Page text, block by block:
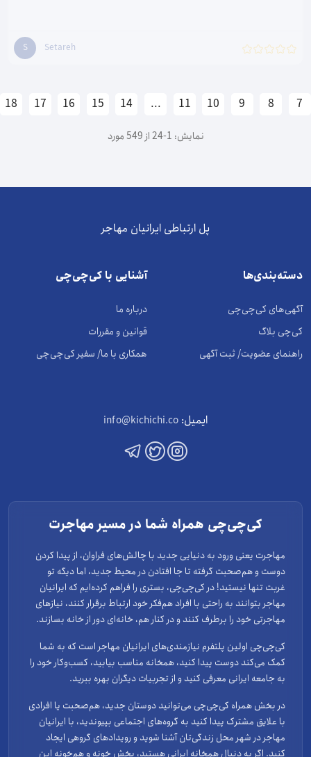
Setareh
S
7
8
9
10
11
...
14
15
16
17
18
نمایش: 1-24 از 549 مورد
پل ارتباطی ایرانیان مهاجر
دسته‌بندی‌ها
آگهی‌های کی‌چی‌چی
کی‌چی بلاگ
راهنمای عضویت/ ثبت آگهی
آشنایی با کی‌چی‌چی
درباره ما
قوانین و مقررات
همکاری با ما/ سفیر کی‌چی‌چی
ایمیل: info@kichichi.co
کی‌چی‌چی همراه شما در مسیر مهاجرت
مهاجرت یعنی ورود به دنیایی جدید با چالش‌های فراوان، از پیدا کردن
دوست و هم‌صحبت گرفته تا جا افتادن در محیط جدید، اما دیگه تو
غربت تنها نیستید! در کی‌چی‌چی، بستری را فراهم کرده‌ایم که ایرانیان
مهاجر بتوانند به راحتی با افراد هم‌فکر خود ارتباط برقرار کنند، نیازهای
مهاجرتی خود را برطرف کنند و در کنار هم، خانه‌ای دور از خانه بسازند.
کی‌چی‌چی اولین پلتفرم نیازمندی‌های ایرانیان مهاجر است که به شما
کمک می‌کند دوست پیدا کنید، همخانه مناسب بیابید، کسب‌وکار خود را
به جامعه ایرانی معرفی کنید و از تجربیات دیگران بهره ببرید.
در بخش همراه کی‌چی‌چی می‌توانید دوستان جدید، هم‌صحبت یا افرادی
با علایق مشترک پیدا کنید به گروه‌های اجتماعی بپیوندید، با ایرانیان
مهاجر در شهر محل زندگی‌تان آشنا شوید و رویدادهای گروهی ایجاد
کنید. اگر به دنبال همخانه ایرانی هستید، بخش خونه و هم‌خونه این